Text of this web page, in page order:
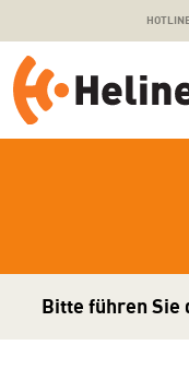
Bitte führen Sie